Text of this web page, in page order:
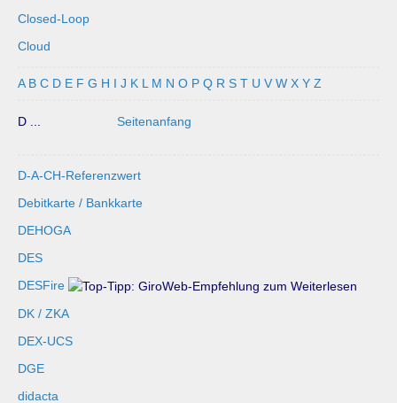
Closed-Loop
Cloud
A B C D E F G H I J K L M N O P Q R S T U V W X Y Z
D ... Seitenanfang
D-A-CH-Referenzwert
Debitkarte / Bankkarte
DEHOGA
DES
DESFire
DK / ZKA
DEX-UCS
DGE
didacta